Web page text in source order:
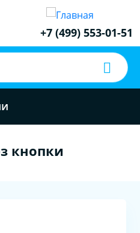
+7 (499) 553-01-51
кнопки